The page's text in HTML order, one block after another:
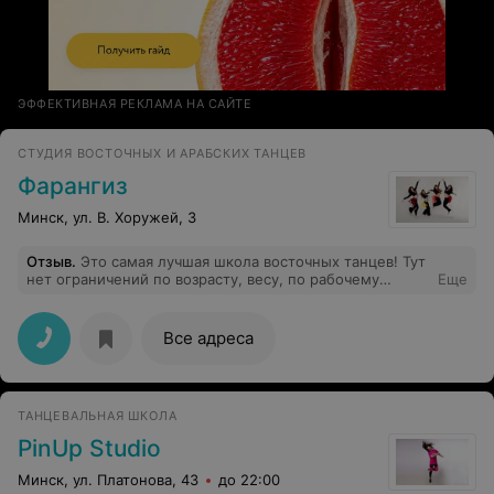
ЭФФЕКТИВНАЯ РЕКЛАМА НА САЙТЕ
СТУДИЯ ВОСТОЧНЫХ И АРАБСКИХ ТАНЦЕВ
Фарангиз
Минск, ул. В. Хоружей, 3
Отзыв. Это самая лучшая школа восточных танцев! Тут
нет ограничений по возрасту, весу, по рабочему
педагогов. Все занятия проходят так увлекательно, что
время пролетает незаметно. Педагоги всегда
нацелены на результат своих учеников, а не на
собственное самолюбование. Все очень
дружелюбные, отзывчивые. Это настоящая семья.
находим возможность вместе провести время в кафе,
на шоппинге и просто на прогулке. Рекомендую!
Еще
Все адреса
ТАНЦЕВАЛЬНАЯ ШКОЛА
PinUp Studio
Минск, ул. Платонова, 43 до 22:00